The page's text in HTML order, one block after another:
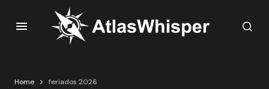
Home feriados 2026